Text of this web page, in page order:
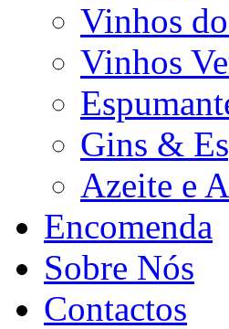
Vinhos
Vinhos
Gins &
Azeite e
Encomenda
Sobre Nós
Contactos